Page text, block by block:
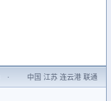
· 中国 江苏 连云港 联通